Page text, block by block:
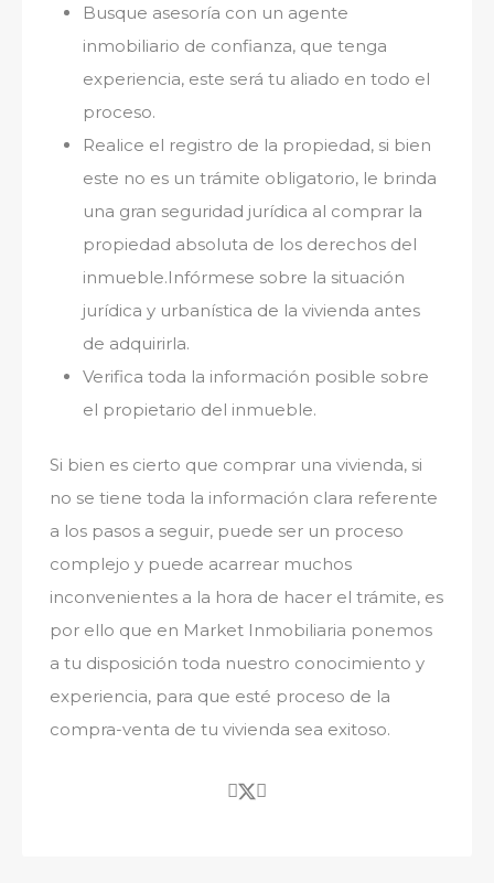
Busque asesoría con un agente
inmobiliario de confianza, que tenga
experiencia, este será tu aliado en todo el
proceso.
Realice el registro de la propiedad, si bien
este no es un trámite obligatorio, le brinda
una gran seguridad jurídica al comprar la
propiedad absoluta de los derechos del
inmueble.Infórmese sobre la situación
jurídica y urbanística de la vivienda antes
de adquirirla.
Verifica toda la información posible sobre
el propietario del inmueble.
Si bien es cierto que comprar una vivienda, si
no se tiene toda la información clara referente
a los pasos a seguir, puede ser un proceso
complejo y puede acarrear muchos
inconvenientes a la hora de hacer el trámite, es
por ello que en Market Inmobiliaria ponemos
a tu disposición toda nuestro conocimiento y
experiencia, para que esté proceso de la
compra-venta de tu vivienda sea exitoso.